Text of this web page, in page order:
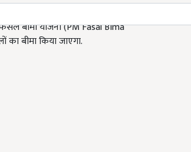
बीमा योजना (PM Fasal Bima
बीमा किया जाएगा.